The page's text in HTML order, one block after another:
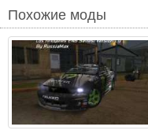
Похожие моды